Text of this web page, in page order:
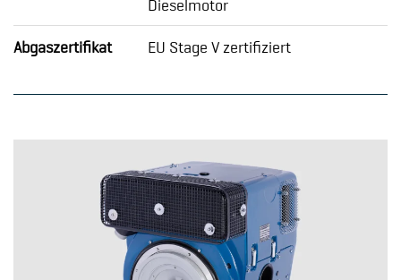
Abgaszertifikat
EU Stage V zertifiziert